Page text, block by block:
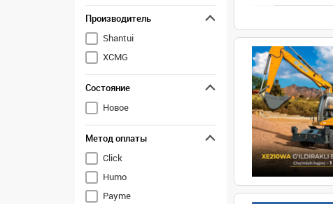
Производитель
Shantui
XCMG
Состояние
Новое
Метод оплаты
Click
Humo
Payme